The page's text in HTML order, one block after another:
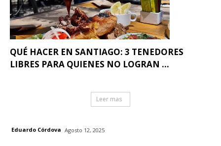
QUÉ HACER EN SANTIAGO: 3 TENEDORES
LIBRES PARA QUIENES NO LOGRAN ...
Leer mas
Eduardo Córdova Agosto 12, 2025